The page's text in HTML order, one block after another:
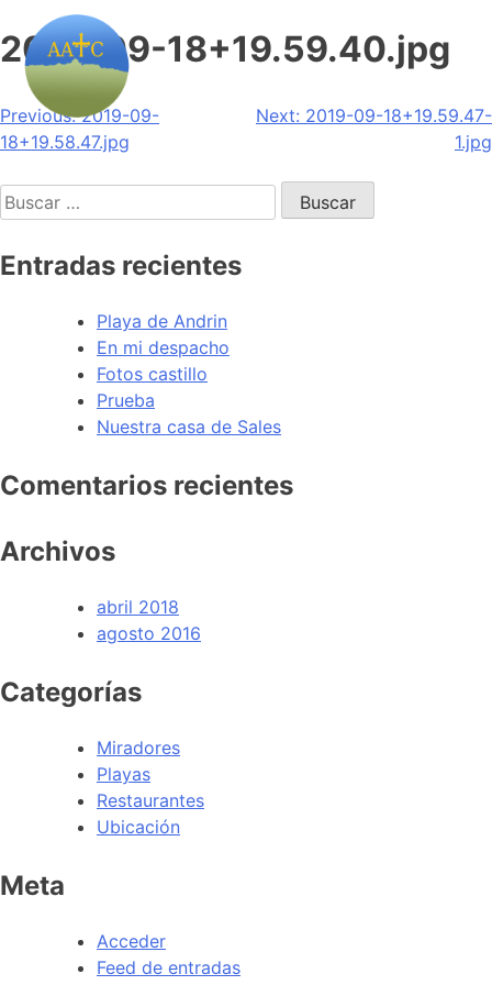
2019-09-18+19.59.40.jpg
Navegación
de
entradas
Previous: 2019-09-
18+19.58.47.jpg
Next: 2019-09-18+19.59.47-
1.jpg
Buscar:
Entradas recientes
Playa de Andrin
En mi despacho
Fotos castillo
Prueba
Nuestra casa de Sales
Comentarios recientes
Archivos
abril 2018
agosto 2016
Categorías
Miradores
Playas
Restaurantes
Ubicación
Meta
Acceder
Feed de entradas